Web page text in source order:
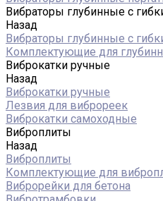
Вибраторы глубинные с
Назад
Вибраторы глубинные с
Комплектующие для
Виброкатки ручные
Назад
Виброкатки ручные
Лезвия для виброреек
Виброкатки самоходные
Виброплиты
Назад
Виброплиты
Комплектующие для
Виброрейки для бетона